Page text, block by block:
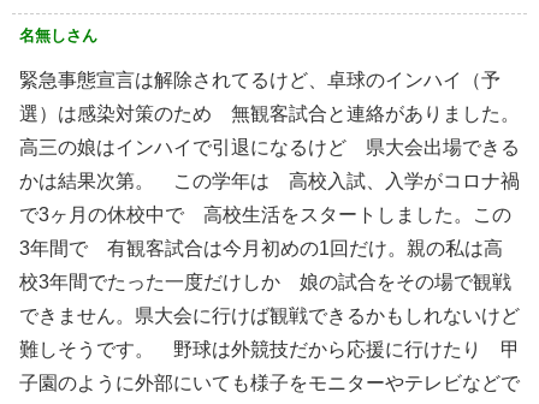
名無しさん
緊急事態宣言は解除されてるけど、卓球のインハイ（予
選）は感染対策のため 無観客試合と連絡がありました。
高三の娘はインハイで引退になるけど 県大会出場できる
かは結果次第。 この学年は 高校入試、入学がコロナ禍
で3ヶ月の休校中で 高校生活をスタートしました。この
3年間で 有観客試合は今月初めの1回だけ。親の私は高
校3年間でたった一度だけしか 娘の試合をその場で観戦
できません。県大会に行けば観戦できるかもしれないけど
難しそうです。 野球は外競技だから応援に行けたり 甲
子園のように外部にいても様子をモニターやテレビなどで